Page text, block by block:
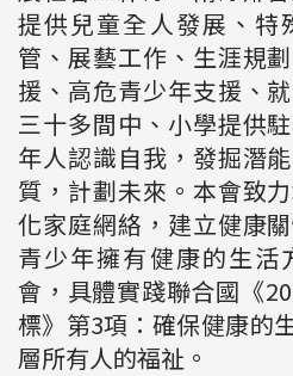
提供兒童全人發展、特
管、展藝工作、生涯規
援、高危青少年支援、
三十多間中、小學提供
年人認識自我，發掘潛
質，計劃未來。本會致
化家庭網絡，建立健康
青少年擁有健康的生活
會，具體實踐聯合國《
標》第3項：確保健康的
層所有人的福祉。